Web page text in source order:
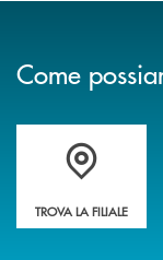
Come
Accedi all' elenco
TROVA LA FILIALE